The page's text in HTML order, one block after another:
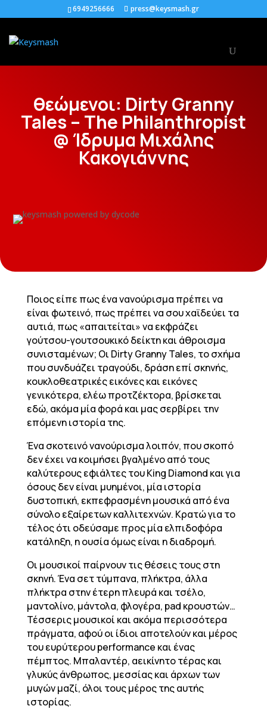
6949256666 press@keysmash.gr
θεώμενοι: Dirty Granny
Tales – The Philanthropist
@ Ίδρυμα Μιχάλης
Κακογιάννης
Ποιος είπε πως ένα νανούρισμα πρέπει να
είναι φωτεινό, πως πρέπει να σου χαϊδεύει τα
αυτιά, πως «απαιτείται» να εκφράζει
γούτσου-γουτσουκικό δείκτη και άθροισμα
συνισταμένων; Οι Dirty Granny Tales, το σχήμα
που συνδυάζει τραγούδι, δράση επί σκηνής,
κουκλοθεατρικές εικόνες και εικόνες
γενικότερα, ελέω προτζέκτορα, βρίσκεται
εδώ, ακόμα μία φορά και μας σερβίρει την
επόμενη ιστορία της.
Ένα σκοτεινό νανούρισμα λοιπόν, που σκοπό
δεν έχει να κοιμήσει βγαλμένο από τους
καλύτερους εφιάλτες του King Diamond και για
όσους δεν είναι μυημένοι, μία ιστορία
δυστοπική, εκπεφρασμένη μουσικά από ένα
σύνολο εξαίρετων καλλιτεχνών. Κρατώ για το
τέλος ότι οδεύσαμε προς μία ελπιδοφόρα
κατάληξη, η ουσία όμως είναι η διαδρομή.
Οι μουσικοί παίρνουν τις θέσεις τους στη
σκηνή. Ένα σετ τύμπανα, πλήκτρα, άλλα
πλήκτρα στην έτερη πλευρά και τσέλο,
μαντολίνο, μάντολα, φλογέρα, pad κρουστών…
Τέσσερις μουσικοί και ακόμα περισσότερα
πράγματα, αφού οι ίδιοι αποτελούν και μέρος
του ευρύτερου performance και ένας
πέμπτος. Μπαλαντέρ, αεικίνητο τέρας και
γλυκύς άνθρωπος, μεσσίας και άρχων των
μυγών μαζί, όλοι τους μέρος της αυτής
ιστορίας.